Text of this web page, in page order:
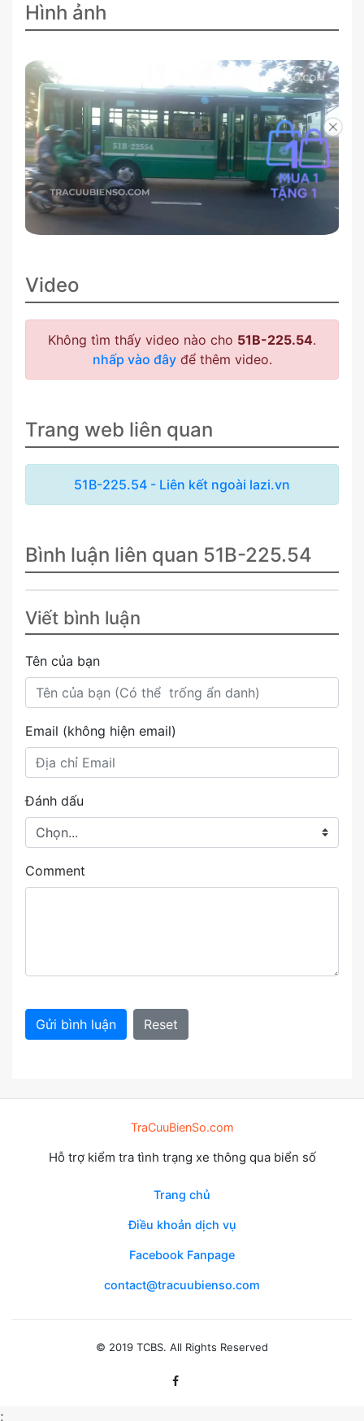
Hình ảnh
Video
Không tìm thấy video nào cho 51B-225.54.
nhấp vào đâyđể thêm video.
Trang web liên quan
51B-225.54 - Liên kết ngoài lazi.vn
Bình luận liên quan 51B-225.54
Viết bình luận
Tên của bạn
Email (không hiện email)
Đánh dấu
Comment
Gửi bình luận Reset
TraCuuBienSo.com
Hỗ trợ kiểm tra tình trạng xe thông qua biển số
Trang chủ
Điều khoản dịch vụ
Facebook Fanpage
contact@tracuubienso.com
© 2019 TCBS. All Rights Reserved
;